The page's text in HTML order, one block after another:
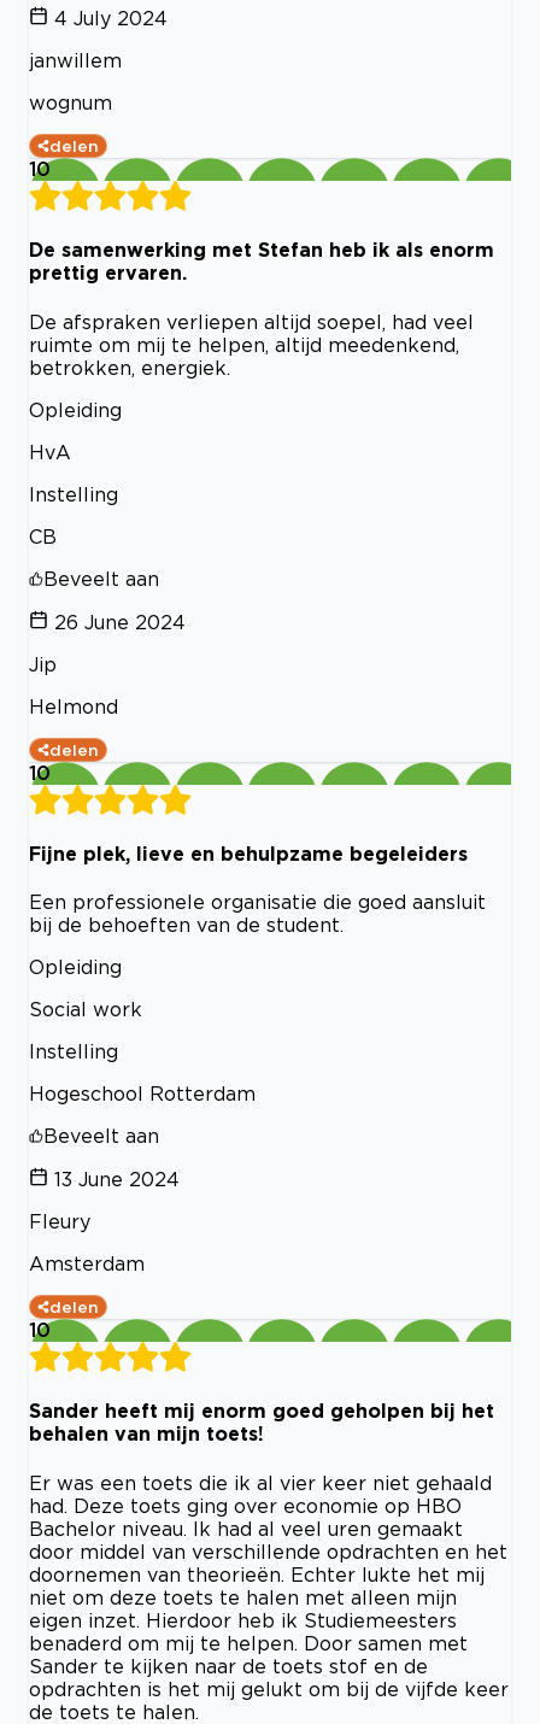
4 July 2024
janwillem
wognum
delen
10
De samenwerking met Stefan heb ik als enorm
prettig ervaren.
De afspraken verliepen altijd soepel, had veel
ruimte om mij te helpen, altijd meedenkend,
betrokken, energiek.
Opleiding
HvA
Instelling
CB
Beveelt aan
26 June 2024
Jip
Helmond
delen
10
Fijne plek, lieve en behulpzame begeleiders
Een professionele organisatie die goed aansluit
bij de behoeften van de student.
Opleiding
Social work
Instelling
Hogeschool Rotterdam
Beveelt aan
13 June 2024
Fleury
Amsterdam
delen
10
Sander heeft mij enorm goed geholpen bij het
behalen van mijn toets!
Er was een toets die ik al vier keer niet gehaald
had. Deze toets ging over economie op HBO
Bachelor niveau. Ik had al veel uren gemaakt
door middel van verschillende opdrachten en het
doornemen van theorieën. Echter lukte het mij
niet om deze toets te halen met alleen mijn
eigen inzet. Hierdoor heb ik Studiemeesters
benaderd om mij te helpen. Door samen met
Sander te kijken naar de toets stof en de
opdrachten is het mij gelukt om bij de vijfde keer
de toets te halen.